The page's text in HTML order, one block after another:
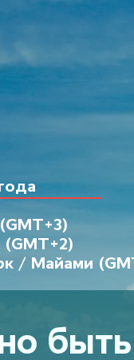
(GMT+2)
/ Майами